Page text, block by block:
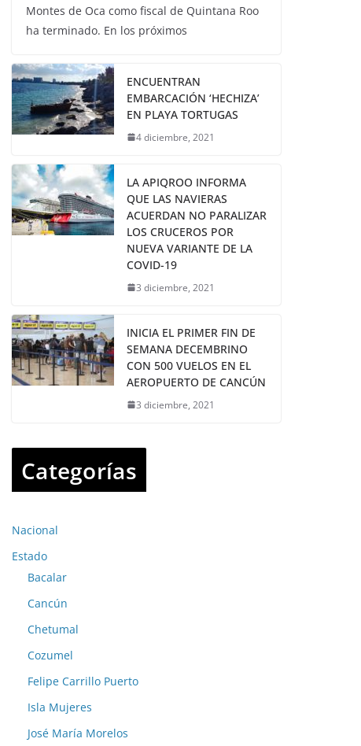
Montes de Oca como fiscal de Quintana Roo
ha terminado. En los próximos
ENCUENTRAN
EMBARCACIÓN ‘HECHIZA’
EN PLAYA TORTUGAS
4 diciembre, 2021
LA APIQROO INFORMA
QUE LAS NAVIERAS
ACUERDAN NO PARALIZAR
LOS CRUCEROS POR
NUEVA VARIANTE DE LA
COVID-19
3 diciembre, 2021
INICIA EL PRIMER FIN DE
SEMANA DECEMBRINO
CON 500 VUELOS EN EL
AEROPUERTO DE CANCÚN
3 diciembre, 2021
Categorías
Nacional
Estado
Bacalar
Cancún
Chetumal
Cozumel
Felipe Carrillo Puerto
Isla Mujeres
José María Morelos